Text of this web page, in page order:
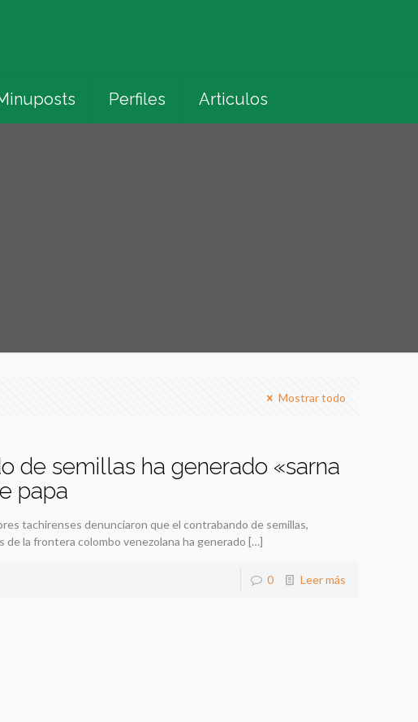
Perfiles Articulos
Mostrar todo
de semillas ha generado «sarna
papa
tachirenses denunciaron que el contrabando de semillas,
la frontera colombo venezolana ha generado […]
0 Leer más